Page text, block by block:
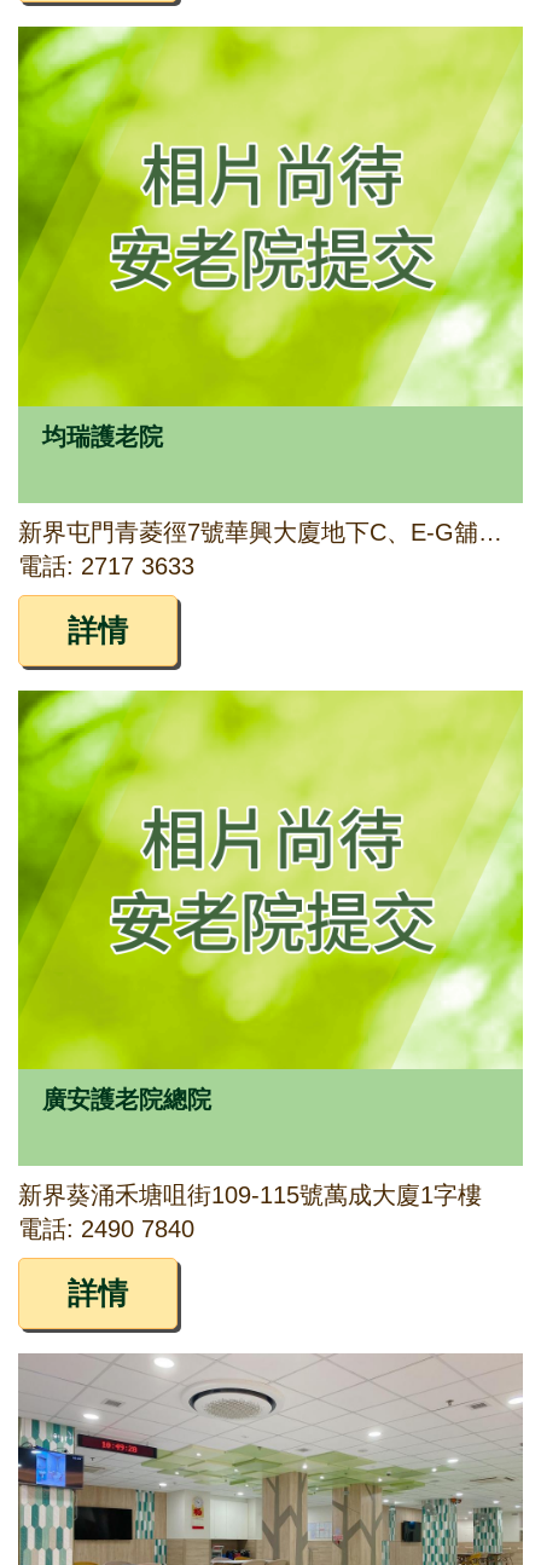
均瑞護老院
新界屯門青菱徑7號華興大廈地下C、E-G舖及1字樓
電話: 2717 3633
詳情
廣安護老院總院
新界葵涌禾塘咀街109-115號萬成大廈1字樓
電話: 2490 7840
詳情